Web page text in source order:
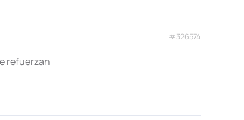
#326574
refuerzan